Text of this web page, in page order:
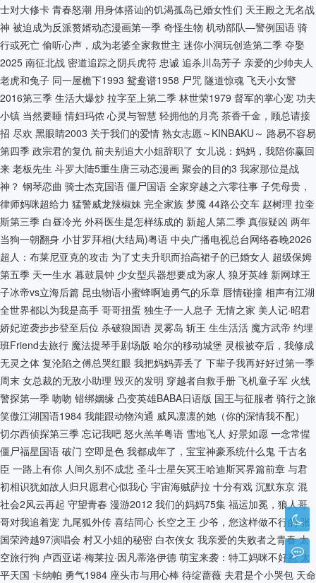
士对大修卡 青春怒潮 用身体搭讪的饥渴孤岛已婚女性们 天王殿之无名战
神 被迫成为反派赘婿动态漫画第一季 奇怪生物 机动部队—警例国语 骑
行或死亡 偷听心声，成为老婆全家救世主 迷你小洞玩创造第二季 夺娶
2025 南征北战 密道追踪之阴兵虎符 忠诚 追杀川岛芳子 亲爱的少帅夫人
老虎和兔子 同一屋檐下1993 鸳鸯谱1958 尸咒 隧道惊魂 飞天小女警
2016第三季 生活大爆炒 拉字至上第二季 林世荣1979 督军的掌心宠 功夫
小镇 当然要睡 情妇玛侬 心灵与智慧 轻拥他的月亮 茶香千金，顾总请接
招 尽欢 黑眼睛2003 关于我们的爱情 熟女志愿～KINBAKU～ 路易不容易
第四季 政宗君的复仇 前夫别追大小姐辞职了 女儿说：妈妈，我陪你赢回
来 老板先生 斗罗大陆5重生唐三动态漫画 聚会的目的3 我家那位是战
神？ 钢琴恋曲 骑士杰克国语 僵尸国语 全家穿越之六零往事 子凭母贵，
律师妈咪超给力 猛警威龙辣椒妹 完全家族 梦魇 44路公交车 赵树理 拉奎
斯第三季 白昼冷光 外科医生是怎样练成的 新超人第二季 真假疑凶 两年
当狗一朝翻身 小甘罗拜相(大结局)粤语 中央广播电视总台网络春晚2026
超人：布莱尼亚克的攻击 为了丈夫升职而抬高裙子的已婚女人 超级保姆
第五季 天一生水 暮鼓晨钟 少女型兵器想要成为家人 狼牙英雄 新网球王
子冰帝vs立海后篇 昆虫物语小蜜蜂啊迪勇气的乐章 唇情碰撞 相声有江湖
全世界都以为我是高手 哥哥扭蛋 独生子一人息子 无情之家 美人记·昭君
娇妃逆袭步步登至后位 杀破狼国语 灵雾岛 斩王 生生活活 魔方武帝 约埋
班Friend去旅行 魔法提琴手剧场版 哈尔的移动城堡 灵根被夺后，我修成
无灵之体 复沦陷之傅总哭红眼 我把妈妈弄丢了 下辈子我再好好过第一季
周末 女总裁的无敌小助理 毁灭的发明 穿越者自救手册 飞机童子军 火线
警探第一季 吻吻 错绑姻缘 凸变英雄BABA日语版 国王与征服者 骑行之旅
笑傲江湖国语1984 我能跟动物沟通 威风凛凛的她（你的深情我不配）
切尔西侦探第三季 忘记我吧 怒火羔羊粤语 雪地飞人 好景如愿 一念常惺
僵尸福星国语 破门 空即是色 我都成年了，宝宝神豪系统什么鬼 千古名
臣 一路上有你 人间久别不成悲 圣斗士星矢冥王哈迪斯冥界篇前章 与君
初相识犹如故人归只愿君心似我心 宇宙海贼萨拉 十分有戏 沉默东京 混
社会2风云再起 守望青春 漫游2012 我们的妈妈75集 福运加冕，狼人哥
哥对我追着宠 九尾狐外传 喜结同心 长空之王 少爷，您这样做不行的 张
国荣跨越97演唱会 村又小姐的秘密 白衣侠女 我亲爱的失败者之青春 太
空旅行狗 卢西亚诺·梅莱拉·因凡蒂洛伊德 萌宝来袭：特工妈咪不好惹 太
平天国 卡纳帕 勇气1984 座头市与用心棒 待绽蔷薇 夫君是个小哭包 天命